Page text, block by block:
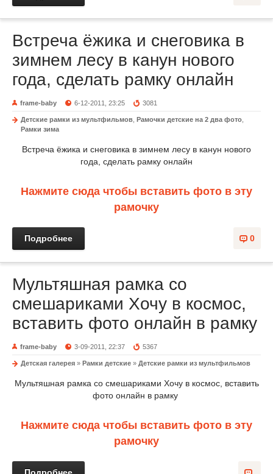
Встреча ёжика и снеговика в
зимнем лесу в канун нового
года, сделать рамку онлайн
frame-baby 6-12-2011, 23:25 3081
Детские рамки из мультфильмов Рамочки детские на 2 два фото
Рамки зима
Встреча ёжика и снеговика в зимнем лесу в канун нового
года, сделать рамку онлайн
Нажмите сюда чтобы вставить фото в эту
рамочку
0
Подробнее
Мультяшная рамка со
смешариками Хочу в космос,
вставить фото онлайн в рамку
frame-baby 3-09-2011, 22:37 5367
Детская галерея » Рамки детские » Детские рамки из мультфильмов
Мультяшная рамка со смешариками Хочу в космос, вставить
фото онлайн в рамку
Нажмите сюда чтобы вставить фото в эту
рамочку